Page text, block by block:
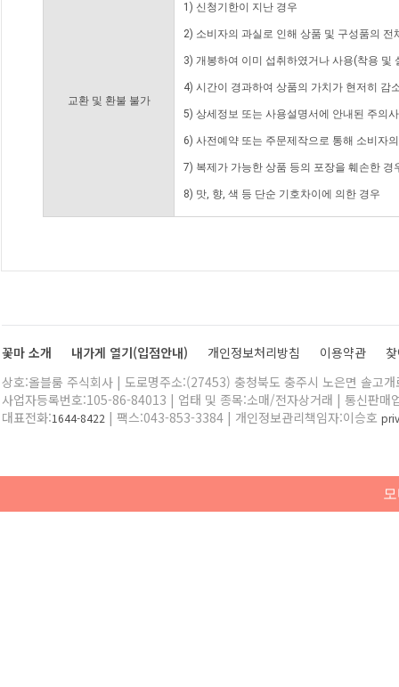
교환 및 환불 불가
1) 신청기한이 지난 경우
2) 소비자의 과실로 인해 상품 및 구성품의
3) 개봉하여 이미 섭취하였거나 사용(착용 및
4) 시간이 경과하여 상품의 가치가 현저히 감
5) 상세정보 또는 사용설명서에 안내된 주의
6) 사전예약 또는 주문제작으로 통해 소비자
7) 복제가 가능한 상품 등의 포장을 훼손한 경
8) 맛, 향, 색 등 단순 기호차이에 의한 경우
꽃마 소개 내가게 열기(입점안내) 개인정보처리방침 이용약관
상호:올블룸 주식회사 | 도로명주소:(27453) 충청북도 충주시 노은면 솔고
사업자등록번호:105-86-84013 | 업태 및 종목:소매/전자상거래 | 통신판매
대표전화:1644-8422 | 팩스:043-853-3384 | 개인정보관리책임자:이승호